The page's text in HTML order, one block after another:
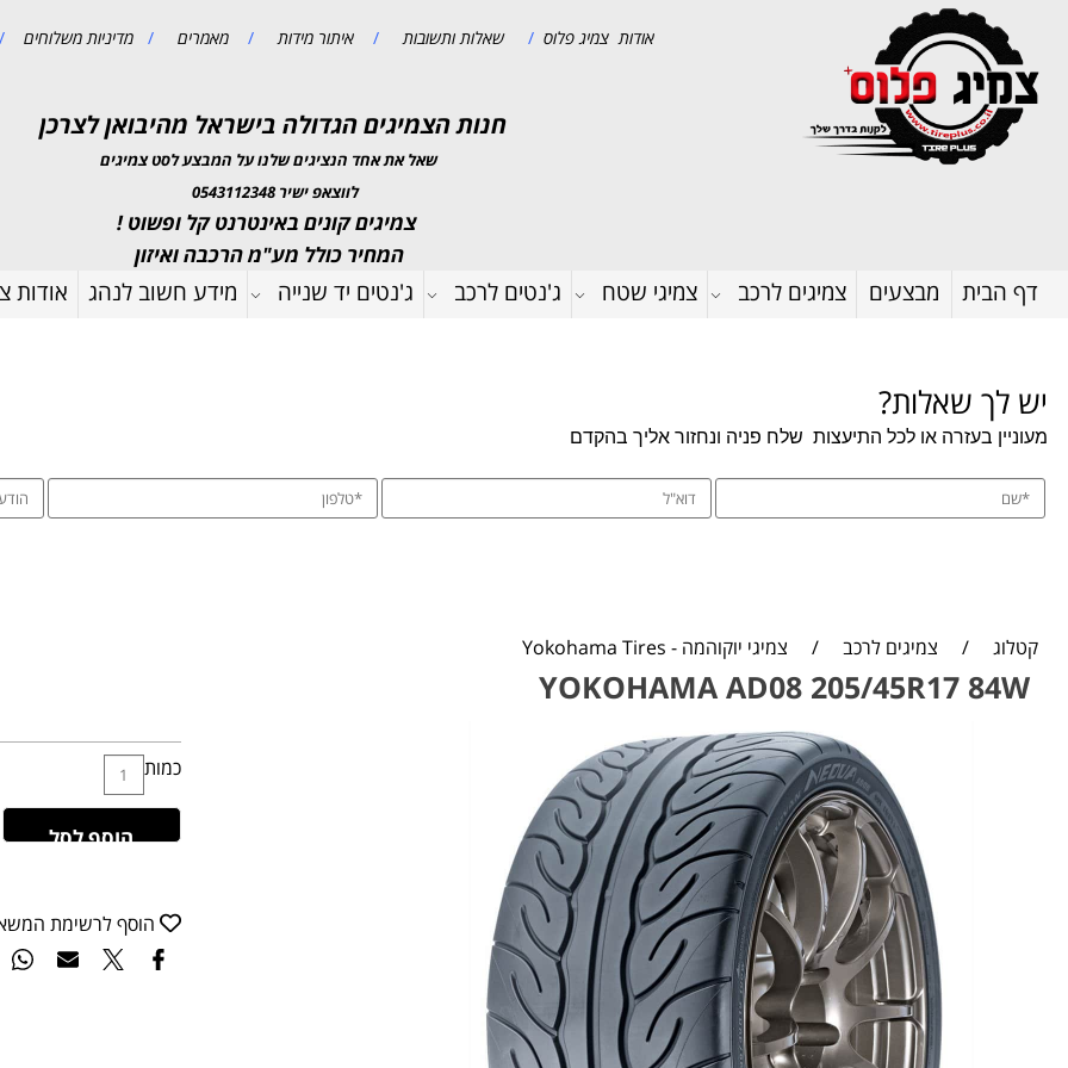
אודות צמיג פלוס/ שאלות ותשובות / איתור מידות / מאמרים / מדיניות משלוחים
חנות הצמיגים הגדולה בישראל מהיבואן לצרכן
שאל את אחד הנציגים שלנו על המבצע לסט צמיגים
לווצאפ ישיר 0543112348
צמיגים קונים באינטרנט קל ופשוט !
המחיר כולל מע"מ הרכבה ואיזון
דף הבית מבצעים צמיגים לרכב צמיגי שטח ג'נטים לרכב ג'נטים יד שנייה מידע חשוב לנהג אודות
יש לך שאלות?
מעוניין בעזרה או לכל התיעצות שלח פניה ונחזור אליך בהקדם
קטלוג / צמיגים לרכב / צמיגי יוקוהמה - Yokohama Tires
YOKOHAMA AD08 205/45R17 84W
כמות
הוסף לסל
הוסף לרשימת